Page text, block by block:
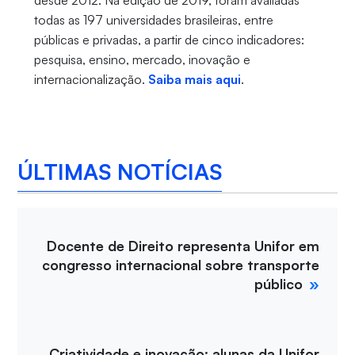
todas as 197 universidades brasileiras, entre
públicas e privadas, a partir de cinco indicadores:
pesquisa, ensino, mercado, inovação e
internacionalização. Saiba mais aqui.
ÚLTIMAS NOTÍCIAS
Docente de Direito representa Unifor em
congresso internacional sobre transporte
público